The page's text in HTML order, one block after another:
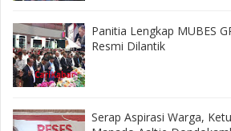
Panitia Lengkap MUBES
Resmi Dilantik
‎Serap Aspirasi Warga,